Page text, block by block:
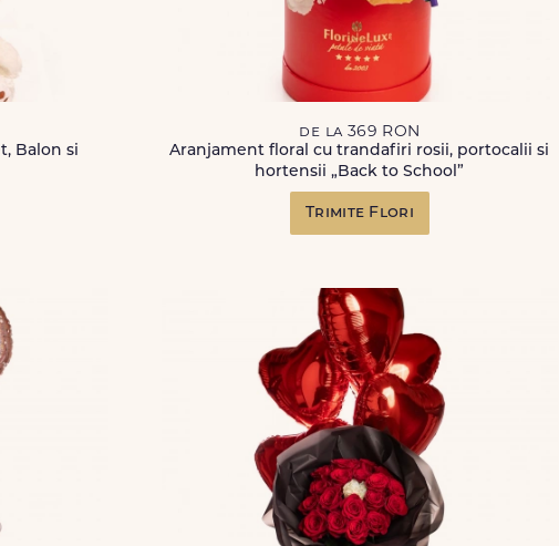
Balon si
de la 369 RON
Aranjament floral cu trandafiri rosii, portocalii si
hortensii „Back to School”
Trimite Flori